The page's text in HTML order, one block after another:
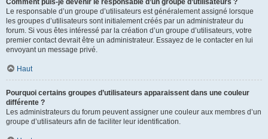
Comment puis-je devenir le responsable d’un groupe d’utilisateurs ?
Le responsable d’un groupe d’utilisateurs est généralement assigné lorsque
les groupes d’utilisateurs sont initialement créés par un administrateur du
forum. Si vous êtes intéressé par la création d’un groupe d’utilisateurs, votre
premier contact devrait être un administrateur. Essayez de le contacter en lui
envoyant un message privé.
Haut
Pourquoi certains groupes d’utilisateurs apparaissent dans une couleur
différente ?
Les administrateurs du forum peuvent assigner une couleur aux membres d’un
groupe d’utilisateurs afin de faciliter leur identification.